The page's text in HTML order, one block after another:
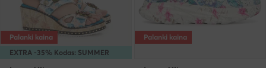
EXTRA -35% Kodas: SUMMER
Palanki kaina Palanki kaina